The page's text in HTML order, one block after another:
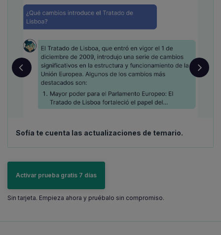
Sofía te cuenta las actualizaciones de temario.
Activar prueba gratis 7 días
Sin tarjeta. Empieza ahora y pruébalo sin compromiso.